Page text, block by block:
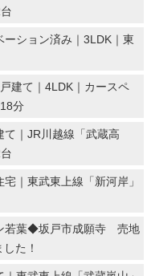
ーション済み｜3LDK｜東
建て｜4LDK｜カースペ
分
て｜JR川越線「武蔵高
｜東武東上線「新河岸」
若葉◆坂戸市成願寺 売地
た！